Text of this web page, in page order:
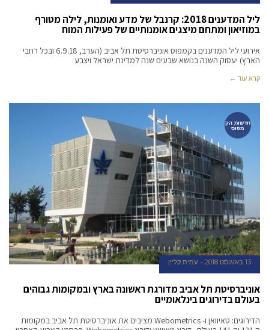
ליל המדענים 2018: קרנבל של מדע ואומנות, לילה מטורף
במוזיאון ומתחם מיצגים אומנותיים של פעילות המוח
אירועי ליל המדענים בקמפוס אוניברסיטת תל אביב (הערב, 6.9.18 ובכל רחבי
הארץ) יעסוק השנה בנושא שבעים שנה למדינת ישראל ויצבע
קרא עוד ←
חדשות הק
מפוס
13 באוגוסט 2018 עמית קליין
אוניברסיטת תל אביב מדורגת ראשונה בארץ ובמקומות גבוהים
בעולם בדירוגים בינלאומיים
הדירוגים: טאיוואן ו- Webometrics מציבים את אוניברסיטת תל אביב במקומות